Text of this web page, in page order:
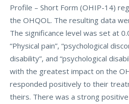
Profile – Short Form (OHIP-14)
the OHQOL. The resulting data
The significance level was set at
“Physical pain”, “psychological
disability”, and “psychological
with the greatest impact on the
responded positively to their
theirs. There was a strong